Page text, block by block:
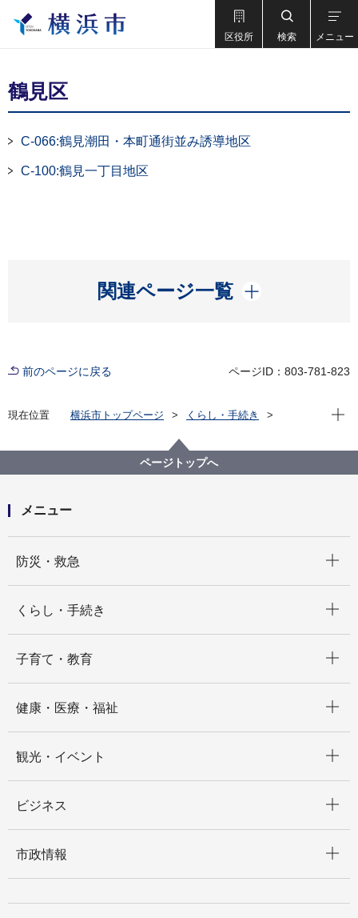
区役所 検索 メニュー
鶴見区
C-066:鶴見潮田・本町通街並み誘導地区
C-100:鶴見一丁目地区
関連ページ一覧
開く
前のページに戻る ページID：803-781-823
現在位置 横浜市トップページ
くらし・手続き
地区計画・建築協定等
各区の地区計画
鶴見区
現在
ページトップへ
メニュー
防災・救急
くらし・手続き
子育て・教育
健康・医療・福祉
観光・イベント
ビジネス
市政情報